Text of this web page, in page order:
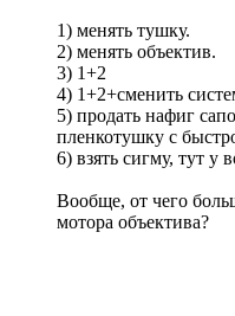
1) менять тушку.
2) менять объектив.
3) 1+2
4) 1+2+сменить
5) продать нафиг
пленкотушку с
6) взять сигму, тут у
Вообще, от чего
мотора объектива?